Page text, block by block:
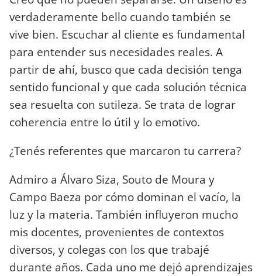
verdaderamente bello cuando también se
vive bien. Escuchar al cliente es fundamental
para entender sus necesidades reales. A
partir de ahí, busco que cada decisión tenga
sentido funcional y que cada solución técnica
sea resuelta con sutileza. Se trata de lograr
coherencia entre lo útil y lo emotivo.
¿Tenés referentes que marcaron tu carrera?
Admiro a Álvaro Siza, Souto de Moura y
Campo Baeza por cómo dominan el vacío, la
luz y la materia. También influyeron mucho
mis docentes, provenientes de contextos
diversos, y colegas con los que trabajé
durante años. Cada uno me dejó aprendizajes